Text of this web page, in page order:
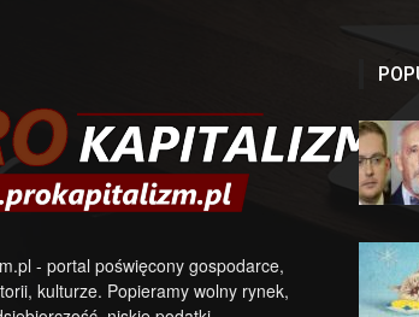
- portal poświęcony gospodarce,
kulturze. Popieramy wolny rynek,